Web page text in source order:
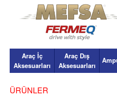
Araç İç
Aksesuarları
Araç Dış
Aksesuarları
ÜRÜNLER